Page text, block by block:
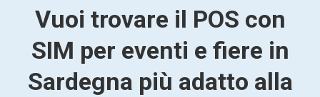
Vuoi trovare il POS con
SIM per eventi e fiere in
Sardegna più adatto alla